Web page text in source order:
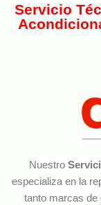
Servicio
Nuestro
especializa en la
tanto marcas de